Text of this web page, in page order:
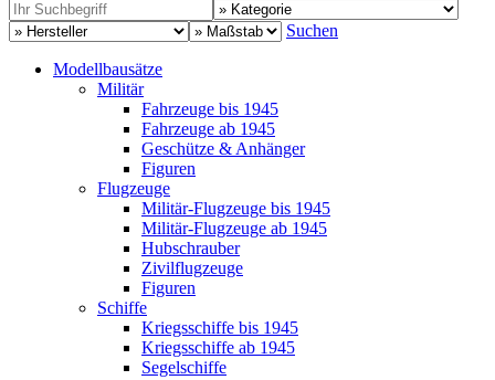
Suchen
Modellbausätze
Militär
Fahrzeuge bis 1945
Fahrzeuge ab 1945
Geschütze & Anhänger
Figuren
Flugzeuge
Militär-Flugzeuge bis 1945
Militär-Flugzeuge ab 1945
Hubschrauber
Zivilflugzeuge
Figuren
Schiffe
Kriegsschiffe bis 1945
Kriegsschiffe ab 1945
Segelschiffe